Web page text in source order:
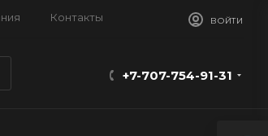
Контакты ВОЙТИ
+7-707-754-91-31